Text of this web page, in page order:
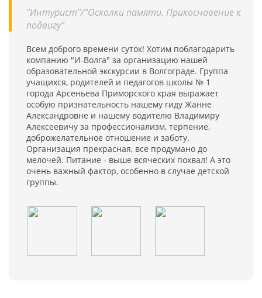
"Интурист"/"Осколки памяти. Прикосновение к
подвигу"
Всем доброго времени суток! Хотим поблагодарить
компанию "И-Волга" за организацию нашей
образовательной экскурсии в Волгограде. Группа
учащихся, родителей и педагогов школы № 1
города Арсеньева Приморского края выражает
особую признательность нашему гиду Жанне
Александровне и нашему водителю Владимиру
Алексеевичу за профессионализм, терпение,
доброжелательное отношение и заботу.
Организация прекрасная, все продумано до
мелочей. Питание - выше всяческих похвал! А это
очень важный фактор, особенно в случае детской
группы.